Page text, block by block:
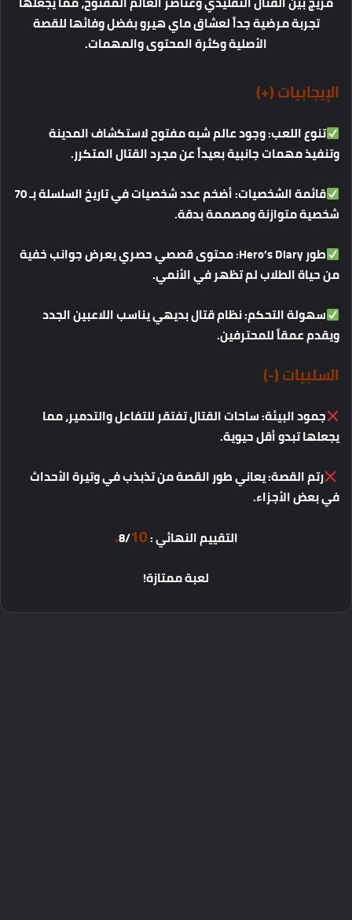
تجربةمرضيةجداًلعشاقمايهيروبفضلوفائهاللقصة
الأصليةوكثرةالمحتوىوالمهمات.
الإيجابيات(+)
تنوعاللعب:وجودعالمشبهمفتوحلاستكشافالمدينة
وتنفيذمهماتجانبيةبعيداًعنمجردالقتالالمتكرر.
قائمةالشخصيات:أضخمعددشخصياتفيتاريخالسلسلةبـ70
شخصيةمتوازنةومصممةبدقة.
طورHero’s Diary: محتوىقصصيحصرييعرضجوانبخفية
منحياةالطلابلمتظهرفيالأنمي.
سهولةالتحكم:نظامقتالبديهييناسباللاعبينالجدد
ويقدمعمقاًللمحترفين.
السلبيات(-)
جمودالبيئة:ساحاتالقتالتفتقرللتفاعلوالتدمير،مما
يجعلهاتبدوأقلحيوية.
رتمالقصة:يعانيطورالقصةمنتذبذبفيوتيرةالأحداث
فيبعضالأجزاء.
التقييمالنهائي: 8/
10.
لعبةممتازة!